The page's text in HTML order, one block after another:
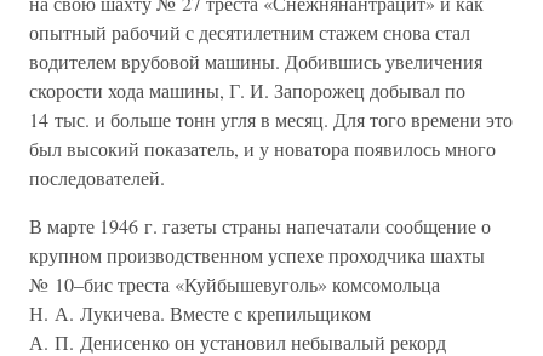
опытный рабочий с десятилетним стажем снова стал
водителем врубовой машины. Добившись увеличения
скорости хода машины, Г. И. Запорожец добывал по
14 тыс. и больше тонн угля в месяц. Для того времени это
был высокий показатель, и у новатора появилось много
последователей.
В марте 1946 г. газеты страны напечатали сообщение о
крупном производственном успехе проходчика шахты
№ 10–бис треста «Куйбышевуголь» комсомольца
Н. А. Лукичева. Вместе с крепильщиком
А. П. Денисенко он установил небывалый рекорд